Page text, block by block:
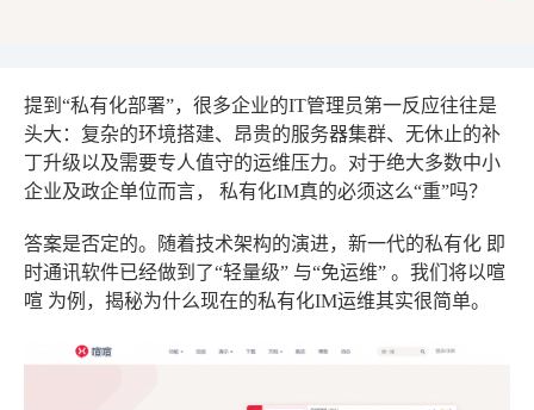
提到“私有化部署”，很多企业的IT管理员第一反应往往是
头大：复杂的环境搭建、昂贵的服务器集群、无休止的补
丁升级以及需要专人值守的运维压力。对于绝大多数中小
企业及政企单位而言， 私有化IM真的必须这么“重”吗？
答案是否定的。随着技术架构的演进，新一代的私有化 即
时通讯软件已经做到了“轻量级” 与“免运维” 。我们将以喧
喧 为例，揭秘为什么现在的私有化IM运维其实很简单。